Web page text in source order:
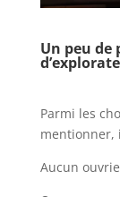
Un peu de
Parmi les
mentionner,
Aucun